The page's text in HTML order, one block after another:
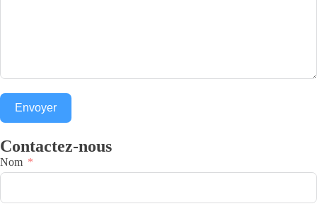
Envoyer
Contactez-nous
Nom